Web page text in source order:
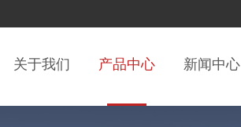
关于我们 产品中心 新闻中心